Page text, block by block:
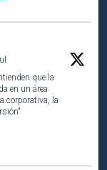
que la
en un área
corporativa, la